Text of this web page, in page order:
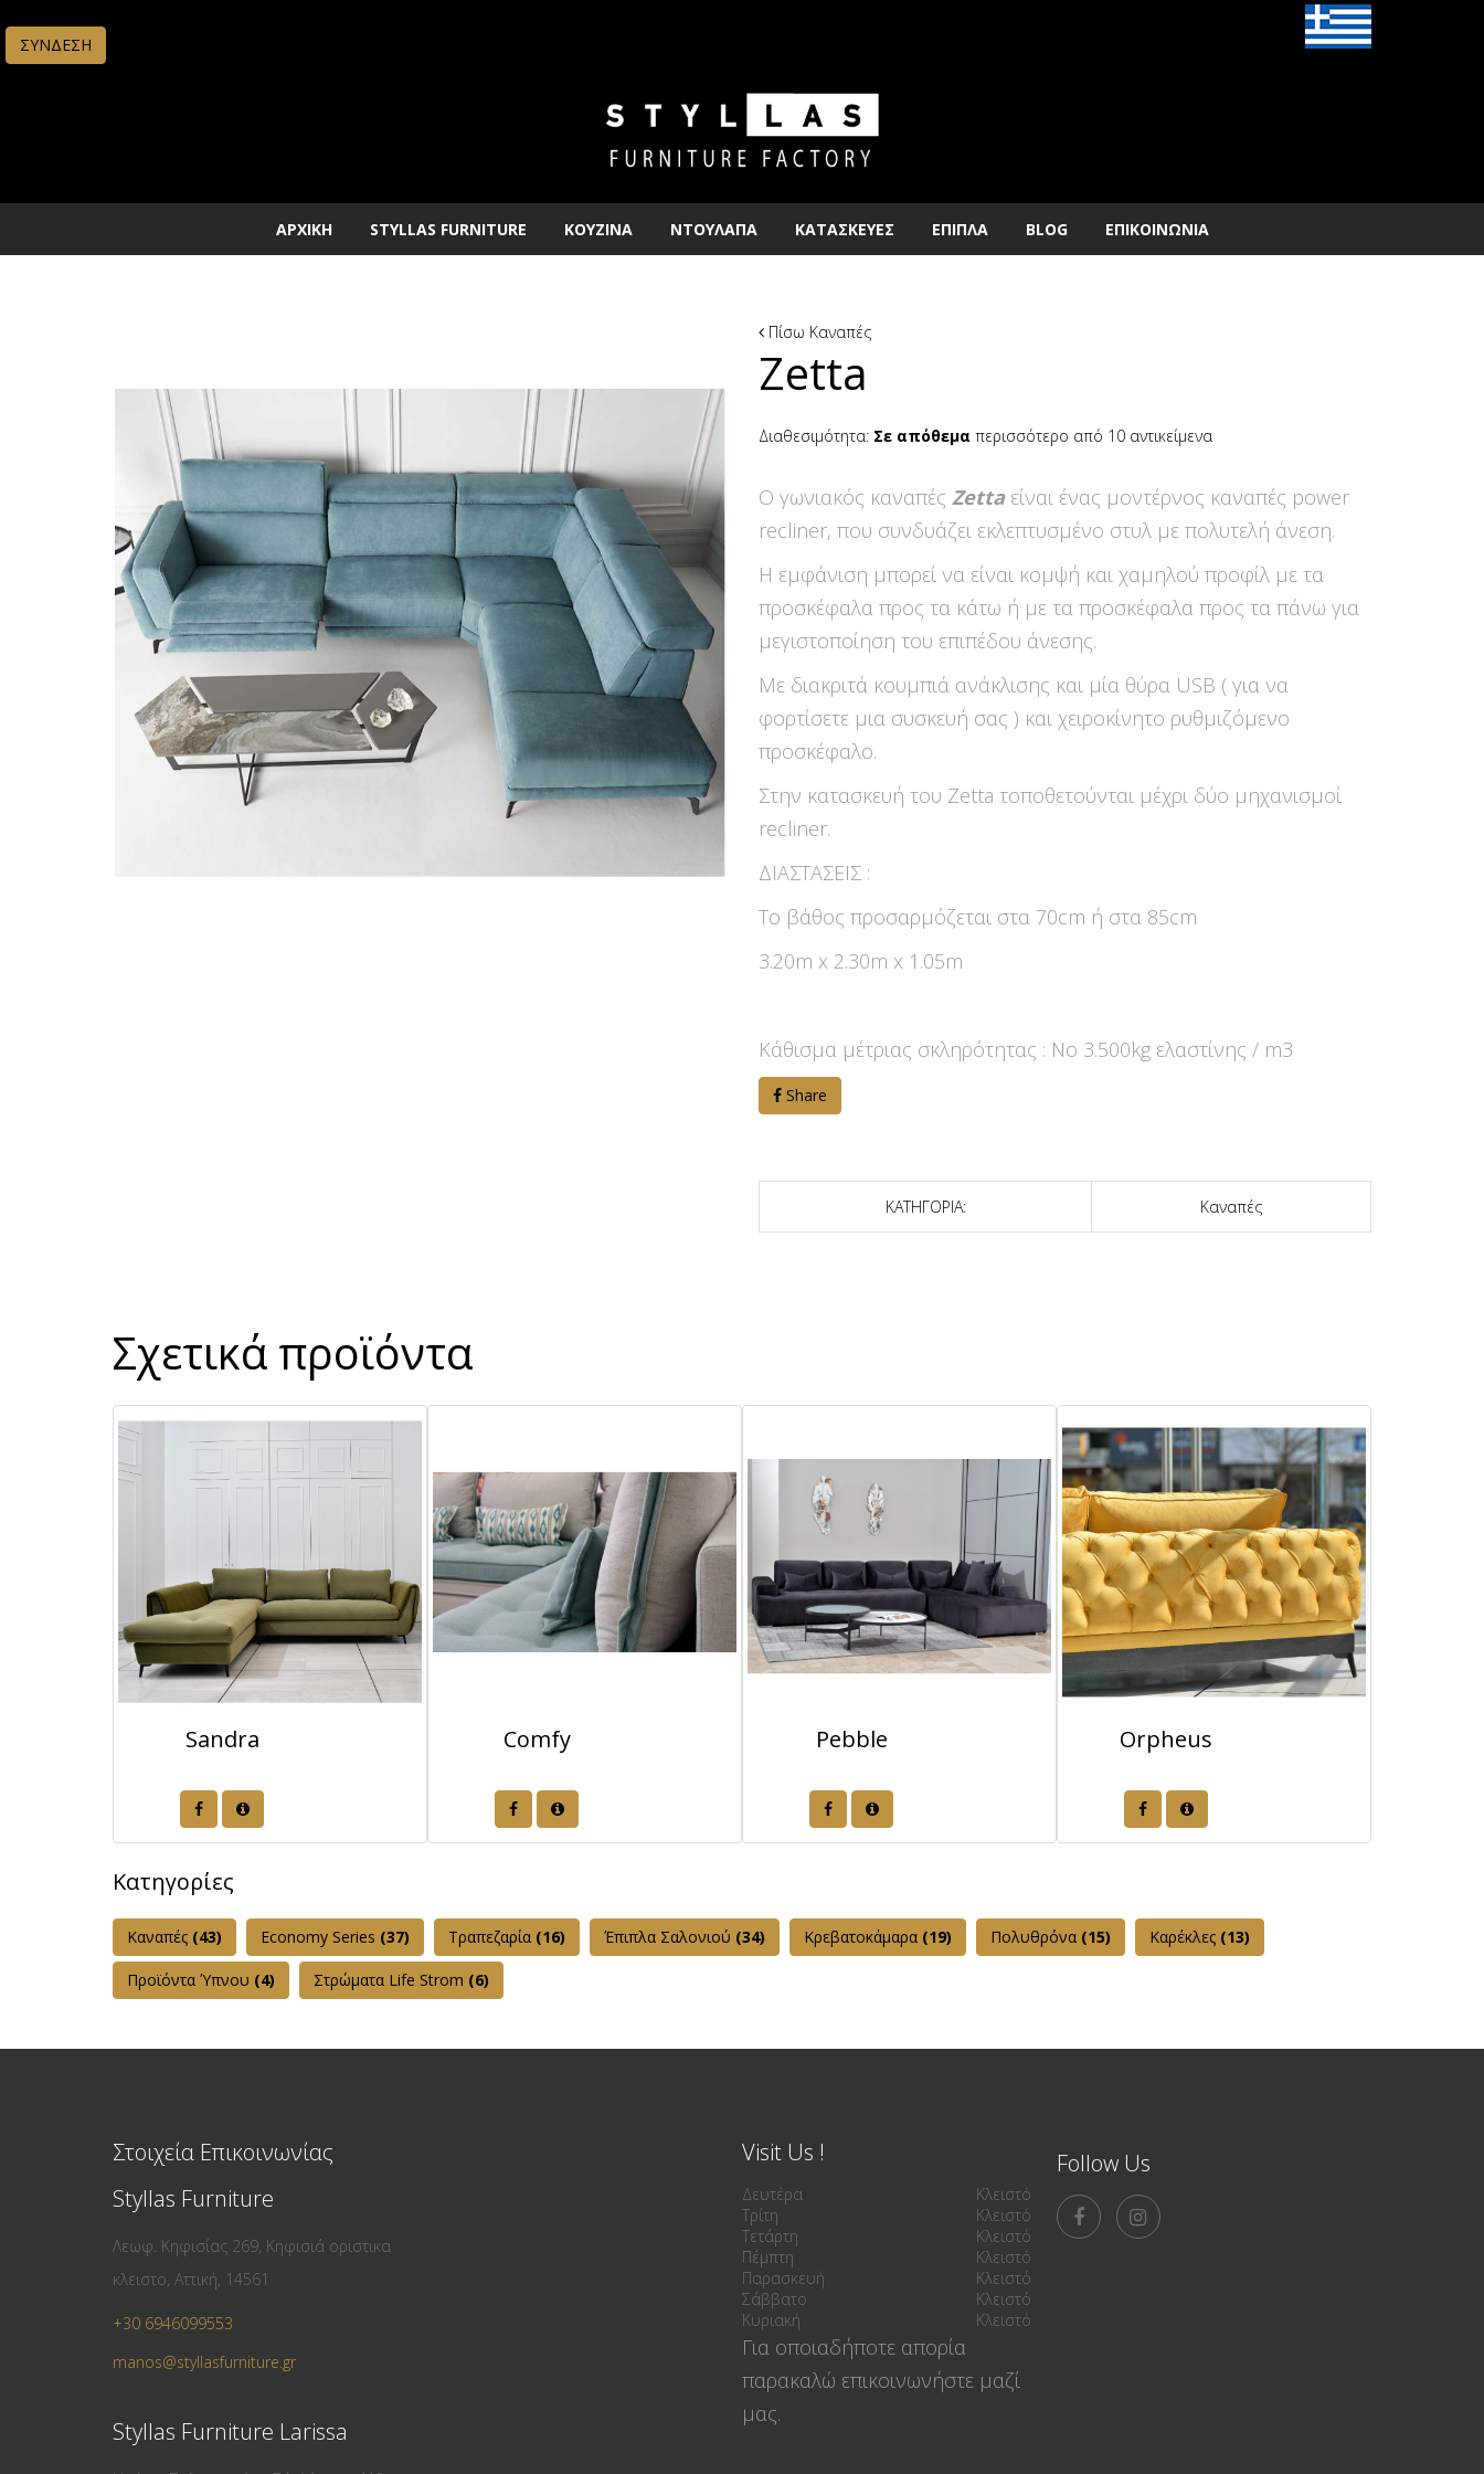
ΣΥΝΔΕΣΗ
ΑΡΧΙΚΗ STYLLAS FURNITURE ΚΟΥΖΙΝΑ ΝΤΟΥΛΑΠΑ ΚΑΤΑΣΚΕΥΕΣ ΕΠΙΠΛΑ BLOG ΕΠΙΚΟΙΝΩΝΙΑ
Πίσω Καναπές
Zetta
Διαθεσιμότητα: Σε απόθεμα περισσότερο από 10 αντικείμενα
Ο γωνιακός καναπές Zettaείναι ένας μοντέρνος καναπές power
recliner, που συνδυάζει εκλεπτυσμένο στυλ με πολυτελή άνεση.
Η εμφάνιση μπορεί να είναι κομψή και χαμηλού προφίλ με τα
προσκέφαλα προς τα κάτω ή με τα προσκέφαλα προς τα πάνω για
μεγιστοποίηση του επιπέδου άνεσης.
Με διακριτά κουμπιά ανάκλισης και μία θύρα USB ( για να
φορτίσετε μια συσκευή σας ) και χειροκίνητο ρυθμιζόμενο
προσκέφαλο.
Στην κατασκευή του Zetta τοποθετούνται μέχρι δύο μηχανισμοί
recliner.
ΔΙΑΣΤΑΣΕΙΣ :
Το βάθος προσαρμόζεται στα 70cm ή στα 85cm
3.20m x 2.30m x 1.05m
Κάθισμα μέτριας σκληρότητας : No 3.500kg ελαστίνης / m3
Share
ΚΑΤΗΓΟΡΙΑ: Καναπές
Σχετικά προϊόντα
Sandra Comfy Pebble Orpheus
Κατηγορίες
Καναπές (43) Εconomy Series (37) Τραπεζαρία (16) Έπιπλα Σαλονιού (34) Κρεβατοκάμαρα (19) Πολυθρόνα (15) Καρέκλες (13)
Προϊόντα Ύπνου (4) Στρώματα Life Strom (6)
Στοιχεία Επικοινωνίας
Styllas Furniture
Λεωφ. Κηφισίας 269, Κηφισιά οριστικα
κλειστο, Αττική, 14561
+30 6946099553
manos@styllasfurniture.gr
Styllas Furniture Larissa
Visit Us !
Δευτέρα
Κλειστό
Τρίτη
Κλειστό
Τετάρτη
Κλειστό
Πέμπτη
Κλειστό
Παρασκευή
Κλειστό
Σάββατο
Κλειστό
Κυριακή
Κλειστό
Για οποιαδήποτε απορία
παρακαλώ επικοινωνήστε μαζί
μας.
Follow Us